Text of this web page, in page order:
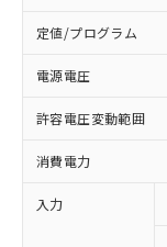
定値/プログラム
電源電圧
許容電圧変動範囲
消費電力
入力